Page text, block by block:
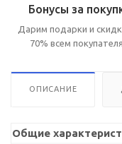
Бонусы за
Дарим подарки и
70% всем
ОПИСАНИЕ
Общие